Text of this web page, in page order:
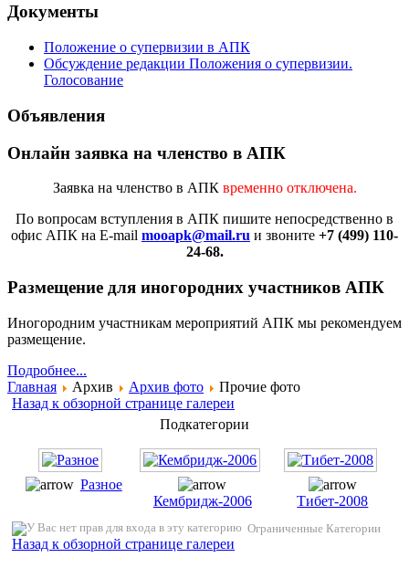
Документы
Положение о супервизии в АПК
Обсуждение редакции Положения о супервизии.
Голосование
Объявления
Онлайн заявка на членство в АПК
Заявка на членство в АПК временно отключена.
По вопросам вступления в АПК пишите непосредственно в
офис АПК на E-mail mooapk@mail.ru и звоните +7 (499) 110-
24-68.
Размещение для иногородних участников АПК
Иногородним участникам мероприятий АПК мы рекомендуем
размещение.
Подробнее...
Главная
Архив Архив фото
Прочие фото
Назад к обзорной странице галереи
Подкатегории
Разное
Кембридж-2006
Тибет-2008
Ограниченные Категории
Назад к обзорной странице галереи